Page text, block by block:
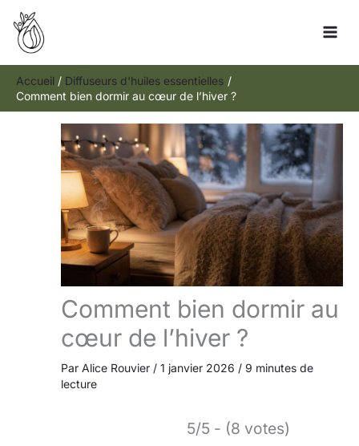
Aller
contenu
Accueil
Diffuseurs d'huiles essentielles
Comment bien dormir au cœur de l’hiver ?
Comment bien dormir au
cœur de l’hiver ?
Par Alice Rouvier / 1 janvier 2026 / 9 minutes de
lecture
5/5 - (8 votes)
Rechercher